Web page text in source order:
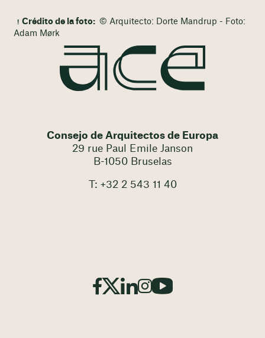
Crédito de la foto: © Arquitecto: Dorte Mandrup - Foto:
Adam Mørk
Consejo de Arquitectos de Europa
29 rue Paul Emile Janson
B-1050 Bruselas
T: +32 2 543 11 40